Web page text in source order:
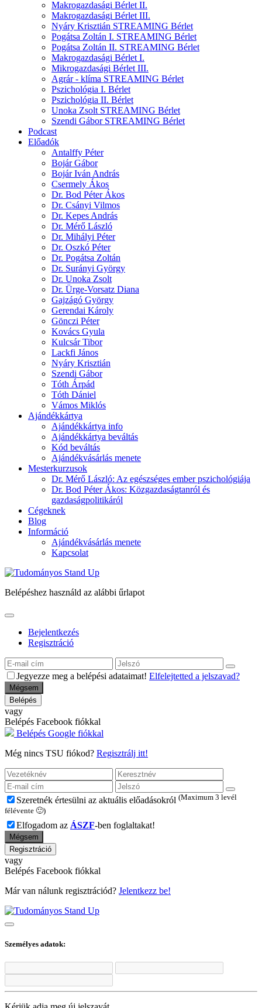
Makrogazdasági Bérlet II.
Makrogazdasági Bérlet III.
Nyáry Krisztián STREAMING Bérlet
Pogátsa Zoltán I. STREAMING Bérlet
Pogátsa Zoltán II. STREAMING Bérlet
Makrogazdasági Bérlet I.
Mikrogazdasági Bérlet III.
Agrár - klíma STREAMING Bérlet
Pszichológia I. Bérlet
Pszichológia II. Bérlet
Unoka Zsolt STREAMING Bérlet
Szendi Gábor STREAMING Bérlet
Podcast
Előadók
Antalffy Péter
Bojár Gábor
Bojár Iván András
Csermely Ákos
Dr. Bod Péter Ákos
Dr. Csányi Vilmos
Dr. Kepes András
Dr. Mérő László
Dr. Mihályi Péter
Dr. Oszkó Péter
Dr. Pogátsa Zoltán
Dr. Surányi György
Dr. Unoka Zsolt
Dr. Ürge-Vorsatz Diana
Gajzágó György
Gerendai Károly
Gönczi Péter
Kovács Gyula
Kulcsár Tibor
Lackfi János
Nyáry Krisztián
Szendi Gábor
Tóth Árpád
Tóth Dániel
Vámos Miklós
Ajándékkártya
Ajándékkártya info
Ajándékkártya beváltás
Kód beváltás
Ajándékvásárlás menete
Mesterkurzusok
Dr. Mérő László: Az egészséges ember pszichológiája
Dr. Bod Péter Ákos: Közgazdaságtanról és
gazdaságpolitikáról
Cégeknek
Blog
Információ
Ajándékvásárlás menete
Kapcsolat
Belépéshez használd az alábbi űrlapot
Bejelentkezés
Regisztráció
Jegyezze meg a belépési adataimat! Elfelejtetted a jelszavad?
Mégsem
Belépés
vagy
Belépés Facebook fiókkal
Belépés Google fiókkal
Még nincs TSU fiókod? Regisztrálj itt!
Szeretnék értesülni az aktuális előadásokról (Maximum 3 levél
félévente 🙂)
Elfogadom az ÁSZF-ben foglaltakat!
Mégsem
Regisztráció
vagy
Belépés Facebook fiókkal
Már van nálunk regisztrációd? Jelentkezz be!
Személyes adatok: